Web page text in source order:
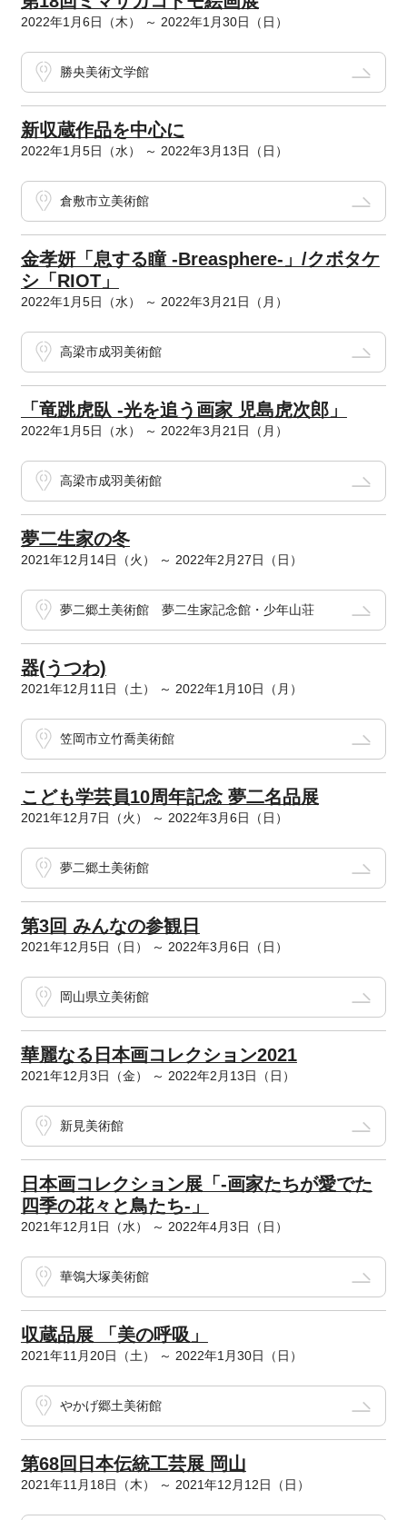
2022年1月6日（木） ～ 2022年1月30日（日）
勝央美術文学館
新収蔵作品を中心に
2022年1月5日（水） ～ 2022年3月13日（日）
倉敷市立美術館
金孝妍「息する瞳 -Breasphere-」/クボタケ
シ「RIOT」
2022年1月5日（水） ～ 2022年3月21日（月）
高梁市成羽美術館
「竜跳虎臥 -光を追う画家 児島虎次郎」
2022年1月5日（水） ～ 2022年3月21日（月）
高梁市成羽美術館
夢二生家の冬
2021年12月14日（火） ～ 2022年2月27日（日）
夢二郷土美術館 夢二生家記念館・少年山荘
器(うつわ)
2021年12月11日（土） ～ 2022年1月10日（月）
笠岡市立竹喬美術館
こども学芸員10周年記念 夢二名品展
2021年12月7日（火） ～ 2022年3月6日（日）
夢二郷土美術館
第3回 みんなの参観日
2021年12月5日（日） ～ 2022年3月6日（日）
岡山県立美術館
華麗なる日本画コレクション2021
2021年12月3日（金） ～ 2022年2月13日（日）
新見美術館
日本画コレクション展「-画家たちが愛でた
四季の花々と鳥たち-」
2021年12月1日（水） ～ 2022年4月3日（日）
華鴒大塚美術館
収蔵品展 「美の呼吸」
2021年11月20日（土） ～ 2022年1月30日（日）
やかげ郷土美術館
第68回日本伝統工芸展 岡山
2021年11月18日（木） ～ 2021年12月12日（日）